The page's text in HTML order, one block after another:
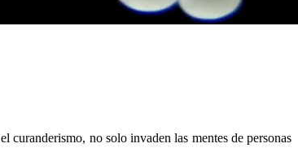
curanderismo, no solo invaden las mentes de personas